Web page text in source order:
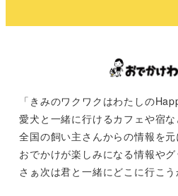
「きみのワクワクはわたしの
愛犬と一緒に行けるカフェや宿
全国の飼い主さんからの情報を元
おでかけが楽しみになる情報や
さぁ次は君と一緒にどこに行こう